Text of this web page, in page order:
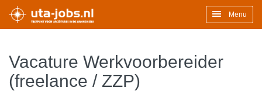
Menu
Vacature Werkvoorbereider
(freelance / ZZP)